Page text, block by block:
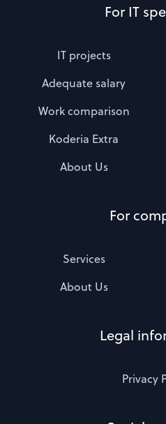
For IT
IT projects
Adequate salary
Work comparison
Koderia Extra
About Us
For
Services
About Us
Legal
Privacy